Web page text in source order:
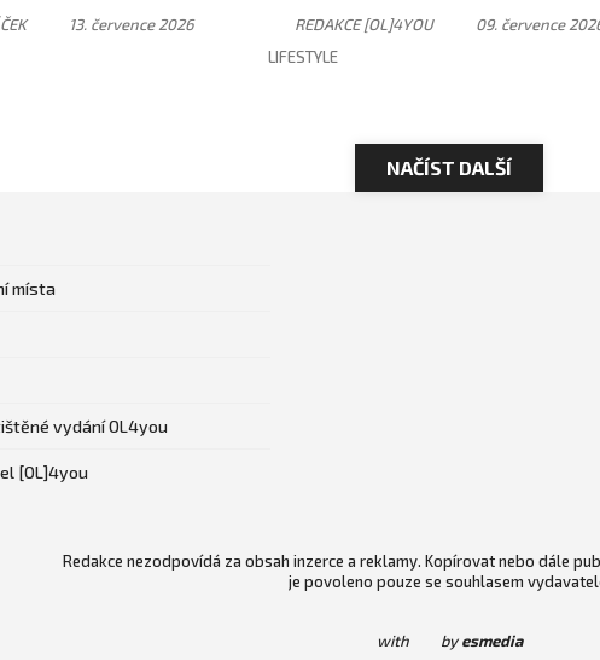
13. července 2026
REDAKCE [OL]4YOU
09. července
LIFESTYLE
NAČÍST DALŠÍ
místa
vydání OL4you
[OL]4you
Redakce nezodpovídá za obsah inzerce a reklamy. Kopírovat nebo dále
je povoleno pouze se souhlasem
with byesmedia